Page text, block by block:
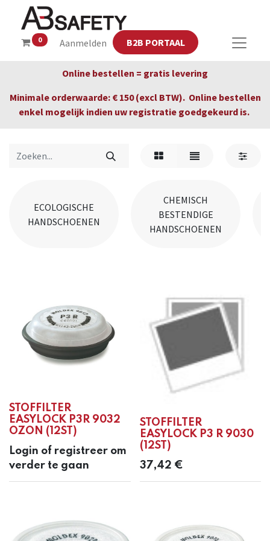
0 Aanmelden B2B PORTAAL
Online bestellen = gratis levering
Minimale orderwaarde: € 150 (excl BTW). Online bestellen
enkel mogelijk indien uw registratie goedgekeurd is.
ECOLOGISCHE
HANDSCHOENEN
CHEMISCH
BESTENDIGE
HANDSCHOENEN
STOFFILTER
EASYLOCK P3R 9032
OZON (12ST)
Login of registreer om
verder te gaan
STOFFILTER
EASYLOCK P3 R 9030
(12ST)
37,42 €